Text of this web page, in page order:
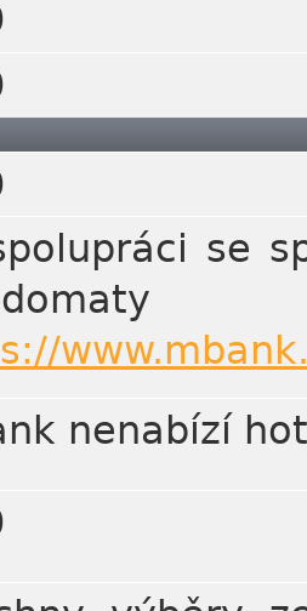
se
nenabízí